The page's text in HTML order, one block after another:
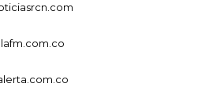
lafm.com.co